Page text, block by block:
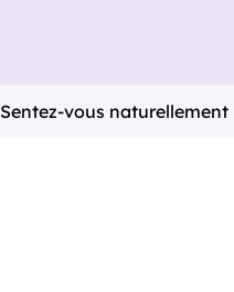
Sentez-vous naturellement